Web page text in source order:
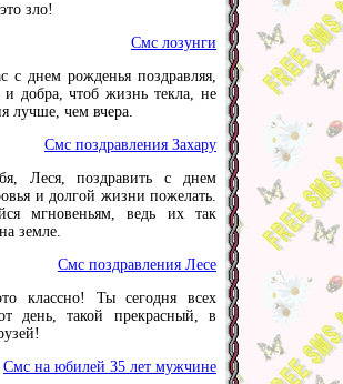
зло!
Смс лозунги
с днем рожденья поздравляя,
и добра, чтоб жизнь текла, не
лучше, чем вчера.
Смс поздравления Захару
Леся, поздравить с днем
и долгой жизни пожелать.
мгновеньям, ведь их так
земле.
Смс поздравления Лесе
классно! Ты сегодня всех
день, такой прекрасный, в
Смс на юбилей 35 лет мужчине